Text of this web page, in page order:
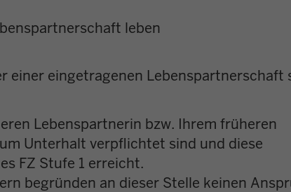
leben
eingetragenen Lebenspartnerschaft
Lebenspartnerin bzw. Ihrem früheren
Unterhalt verpflichtet sind und diese
FZ Stufe 1 erreicht.
begründen an dieser Stelle keinen